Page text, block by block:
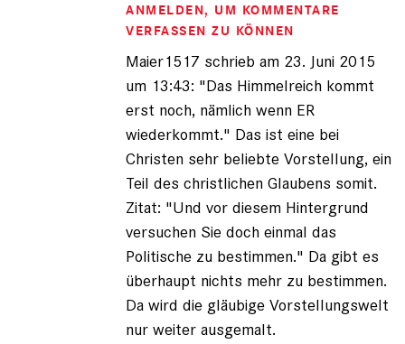
Maier1517
(nicht
ANMELDEN, UM KOMMENTARE
VERFASSEN ZU KÖNNEN
Maier1517 schrieb am 23. Juni 2015
um 13:43: "Das Himmelreich kommt
erst noch, nämlich wenn ER
wiederkommt." Das ist eine bei
Christen sehr beliebte Vorstellung, ein
Teil des christlichen Glaubens somit.
Zitat: "Und vor diesem Hintergrund
versuchen Sie doch einmal das
Politische zu bestimmen." Da gibt es
überhaupt nichts mehr zu bestimmen.
Da wird die gläubige Vorstellungswelt
nur weiter ausgemalt.